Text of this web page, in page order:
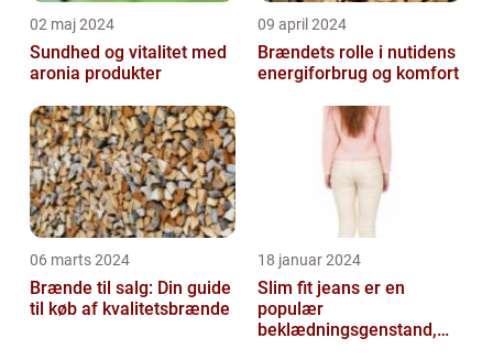
02 maj 2024
Sundhed og vitalitet med
aronia produkter
09 april 2024
Brændets rolle i nutidens
energiforbrug og komfort
06 marts 2024
Brænde til salg: Din guide
til køb af kvalitetsbrænde
18 januar 2024
Slim fit jeans er en
populær
beklædningsgenstand,